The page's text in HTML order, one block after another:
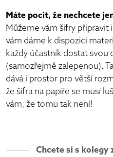
Máte pocit, že nechcete
Můžeme vám šifry připravit
vám dáme k dispozici
každý účastník dostat svou
(samozřejmě zalepenou).
dává i prostor pro větší
že šifra na papíře se musí
vám, že tomu tak není!
Chcete si s kolegy